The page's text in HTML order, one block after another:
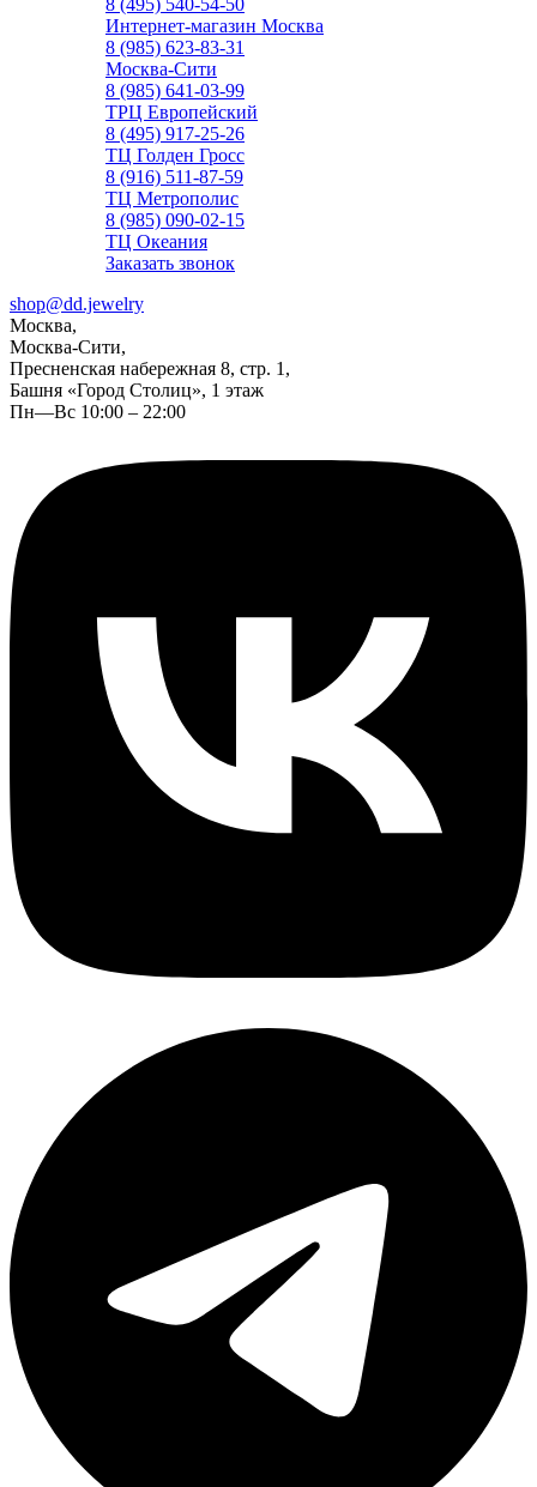
8 (495) 540-54-50
Интернет-магазин Москва
8 (985) 623-83-31
Москва-Сити
8 (985) 641-03-99
ТРЦ Европейский
8 (495) 917-25-26
ТЦ Голден Гросс
8 (916) 511-87-59
ТЦ Метрополис
8 (985) 090-02-15
ТЦ Океания
Заказать звонок
shop@dd.jewelry
Москва,
Москва-Сити,
Пресненская набережная 8, стр. 1,
Башня «Город Столиц», 1 этаж
Пн—Вс 10:00 – 22:00